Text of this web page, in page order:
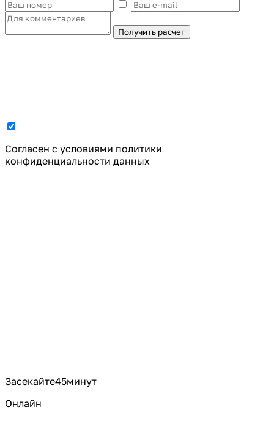
Получить расчет
Cогласен с условиями политики
конфиденциальности данных
Засекайте45минут
Онлайн